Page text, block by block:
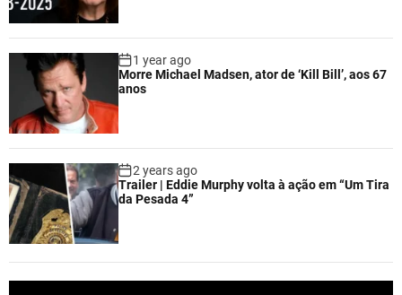
1 year ago
Morre Michael Madsen, ator de ‘Kill Bill’, aos 67
anos
2 years ago
Trailer | Eddie Murphy volta à ação em “Um Tira
da Pesada 4”